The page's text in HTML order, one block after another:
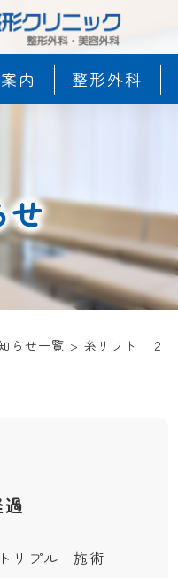
内 整形外科
せ
らせ一覧 > 糸リフト ２
リプル 施術